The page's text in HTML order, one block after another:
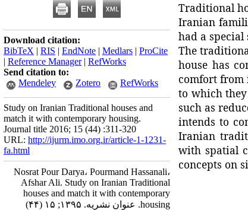
Traditional
Iranian
had a
The
house has
comfort from
to which
such as
intends to
Iranian
with spatial
concepts on
Download citation:
BibTeX | RIS | EndNote | Medlars | ProCite
| Reference Manager| RefWorks
Send citation to:
Mendeley
Zotero RefWorks
Study on Iranian Traditional houses and
match it with contemporary housing.
Journal title 2016; 15 (44) :311-320
URL: http://ijurm.imo.org.ir/article-1-1231-
fa.html
Nosrat Pour Darya، Pourmand Hassanali،
Afshar Ali. Study on Iranian Traditional
houses and match it with contemporary
housing. عنوان نشریه. ۱۳۹۵; ۱۵ (۴۴)